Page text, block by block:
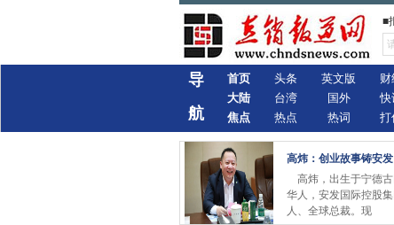
■
导
航
首页
大陆
焦点
头条
台湾
热点
英文版
国外
热词
财
快
打
高炜：创业故事铸安发
高炜，出生于宁德古
华人，安发国际控股
人、全球总裁。现